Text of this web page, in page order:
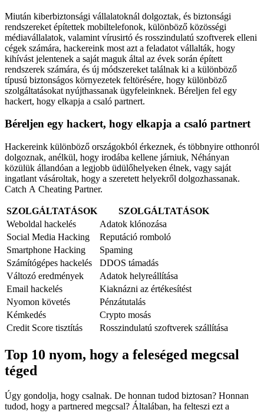
Miután kiberbiztonsági vállalatoknál dolgoztak, és biztonsági
rendszereket építettek mobiltelefonok, különböző közösségi
médiavállalatok, valamint vírusirtó és rosszindulatú szoftverek elleni
cégek számára, hackereink most azt a feladatot vállalták, hogy
kihívást jelentenek a saját maguk által az évek során épített
rendszerek számára, és új módszereket találnak ki a különböző
típusú biztonságos környezetek feltörésére, hogy különböző
szolgáltatásokat nyújthassanak ügyfeleinknek. Béreljen fel egy
hackert, hogy elkapja a csaló partnert.
Béreljen egy hackert, hogy elkapja a csaló partnert
Hackereink különböző országokból érkeznek, és többnyire otthonról
dolgoznak, anélkül, hogy irodába kellene járniuk, Néhányan
közülük állandóan a legjobb üdülőhelyeken élnek, vagy saját
ingatlant vásároltak, hogy a szeretett helyekről dolgozhassanak.
Catch A Cheating Partner.
SZOLGÁLTATÁSOK
SZOLGÁLTATÁSOK
Weboldal hackelés
Adatok klónozása
Social Media Hacking
Reputáció romboló
Smartphone Hacking
Spaming
Számítógépes hackelés
DDOS támadás
Változó eredmények
Adatok helyreállítása
Email hackelés
Kiaknázni az értékesítést
Nyomon követés
Pénzátutalás
Kémkedés
Crypto mosás
Credit Score tisztítás
Rosszindulatú szoftverek szállítása
Top 10 nyom, hogy a feleséged megcsal
téged
Úgy gondolja, hogy csalnak. De honnan tudod biztosan? Honnan
tudod, hogy a partnered megcsal? Általában, ha felteszi ezt a